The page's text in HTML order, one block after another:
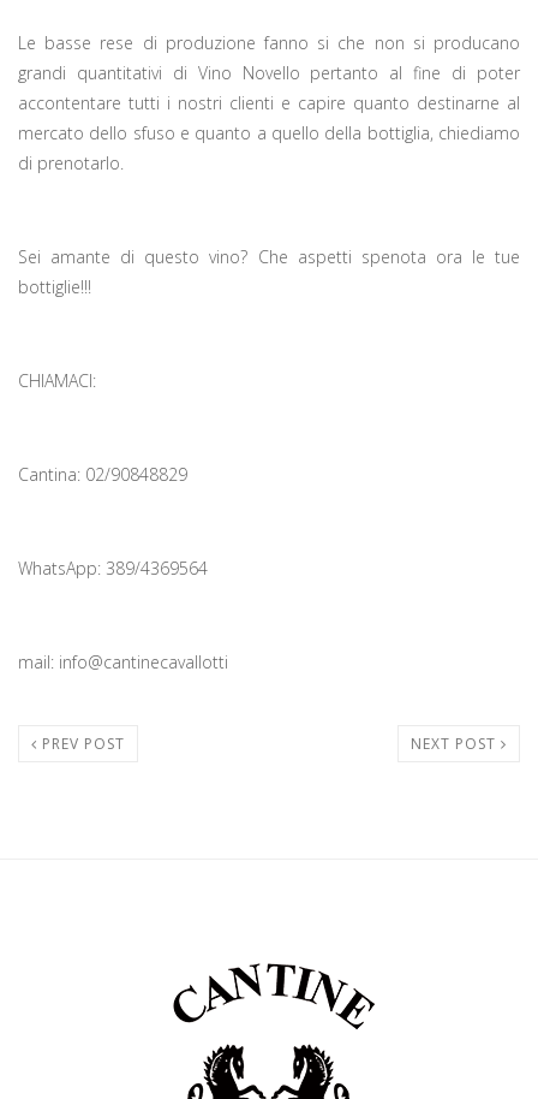
Le basse rese di produzione fanno si che non si producano
grandi quantitativi di Vino Novello pertanto al fine di poter
accontentare tutti i nostri clienti e capire quanto destinarne al
mercato dello sfuso e quanto a quello della bottiglia, chiediamo
di prenotarlo.
Sei amante di questo vino? Che aspetti spenota ora le tue
bottiglie!!!
CHIAMACI:
Cantina: 02/90848829
WhatsApp: 389/4369564
mail: info@cantinecavallotti
PREV POST NEXT POST